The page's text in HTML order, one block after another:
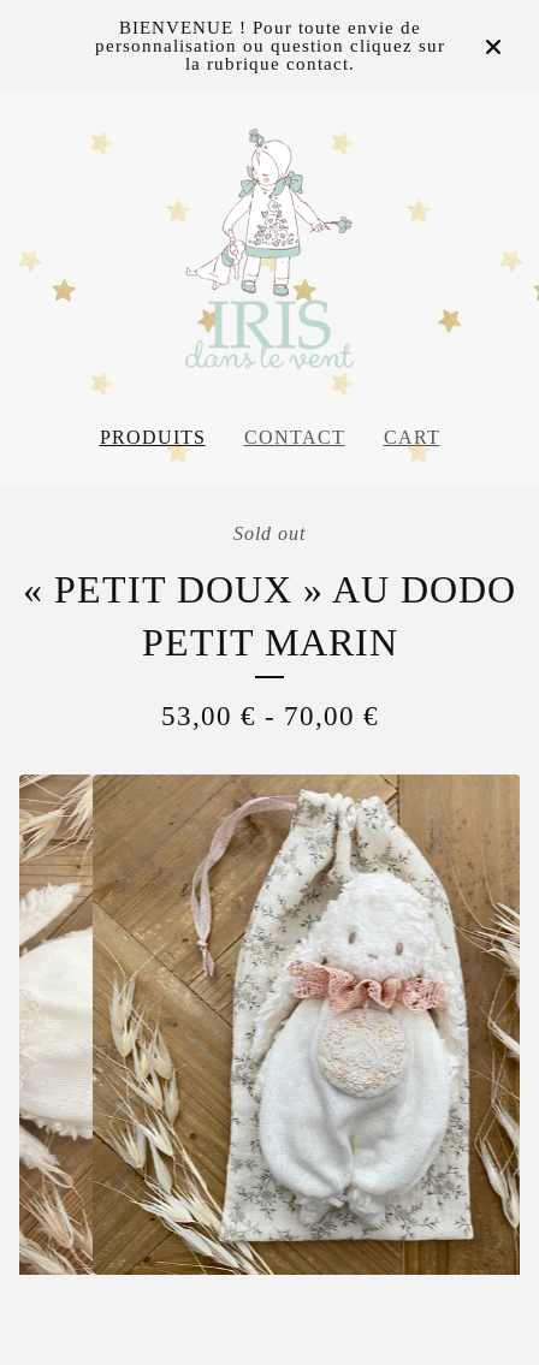
BIENVENUE ! Pour toute envie de
personnalisation ou question cliquez sur
la rubrique contact.
PRODUITS CONTACT CART
Sold out
« PETIT DOUX » AU DODO
PETIT MARIN
53,00 € - 70,00 €